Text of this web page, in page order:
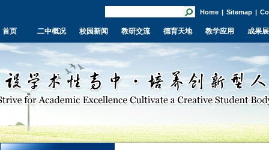
Home | Sitemap |
首页 二中概况 校园新闻 教研交流 德育天地 教学应用 成果